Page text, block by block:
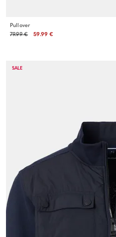
Pullover
79.99 €
59.99 €
SALE